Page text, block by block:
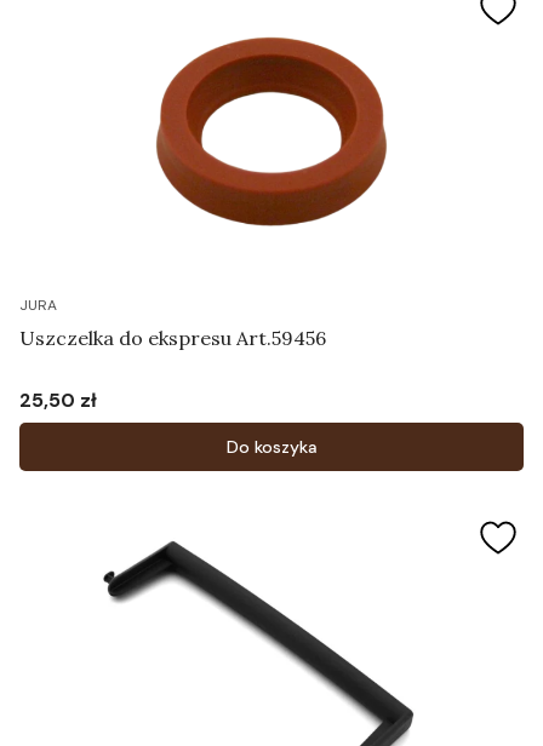
JURA
Uszczelka do ekspresu Art.59456
Cena
25,50 zł
Do koszyka